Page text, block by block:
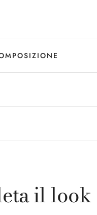
mentre i
il
per l’uomo
capace di
e praticità
il look